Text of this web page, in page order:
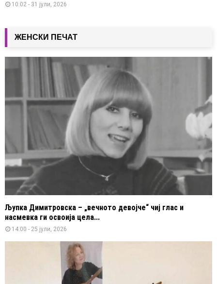
10:02 - 31 јули, 2026
ЖЕНСКИ ПЕЧАТ
Љупка Димитровска – „вечното девојче“ чиј глас и
насмевка ги освоија цела...
14:00 - 25 јули, 2026